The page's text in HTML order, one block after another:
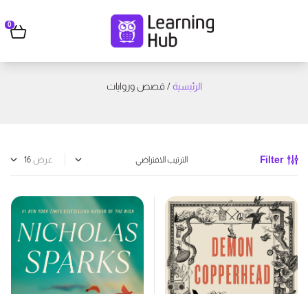
0
الرئيسية/ قصص وروايات
Filter عرض